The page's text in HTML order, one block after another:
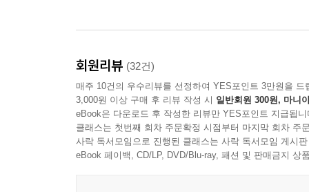
입될 수 있을 정도로 공정을 개발하는 데까지는
---「57 바이러스의 쓰임새」중에서
우리가 자신의 미생물을 온갖 군데에 퍼뜨리며─시
연구를 태동시켰다. 이 학문의 목표는 바로 범죄
두 저자는 이 책에 미생물학이 어떻게 탄생했고
제대로 소개된 적 없는 현대 미생물학의 연구 성
거대 바이러스 ‘피토바이러스 시베리쿰’부터(15_
먹이사슬의 끝에는 어떤 생물이 있을까?) 등 특
있다.
회원리뷰 (32건)
매주 10건의 우수리뷰를 선정하여 YES포인트 3만원을 드
3,000원 이상 구매 후 리뷰 작성 시 일반회원 300원, 마니
eBook은 다운로드 후 작성한 리뷰만 YES포인트 지급됩니
클래스는 첫번째 회차 주문확정 시점부터 마지막 회차 주
사락 독서모임으로 진행된 클래스는 사락 독서모임 게시
eBook 페이백, CD/LP, DVD/Blu-ray, 패션 및 판매금지 상